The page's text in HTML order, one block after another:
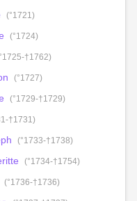
(°1721)
(°1724)
†1762)
(°1727)
(°1729-†1729)
†1731)
(°1733-†1738)
(°1734-†1754)
(°1736-†1736)